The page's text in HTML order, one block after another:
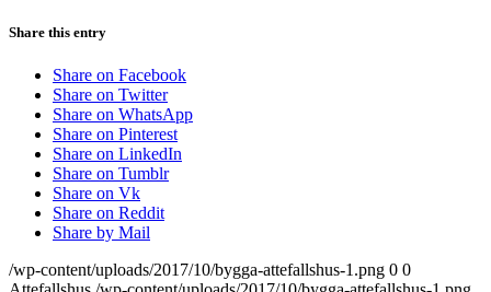
Share this entry
Share on Facebook
Share on Twitter
Share on WhatsApp
Share on Pinterest
Share on LinkedIn
Share on Tumblr
Share on Vk
Share on Reddit
Share by Mail
/wp-content/uploads/2017/10/bygga-attefallshus-1.png 0 0